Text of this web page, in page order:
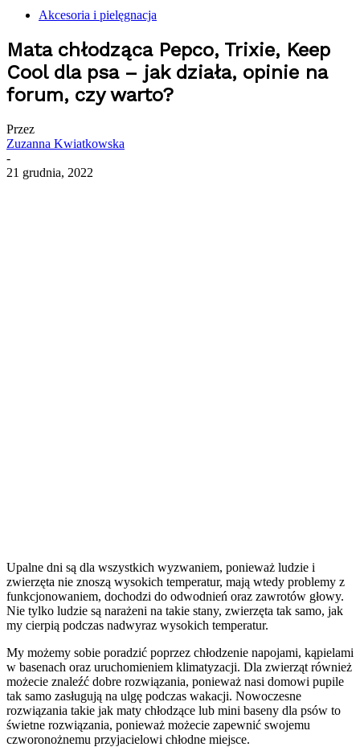
Akcesoria i pielęgnacja
Mata chłodząca Pepco, Trixie, Keep
Cool dla psa – jak działa, opinie na
forum, czy warto?
Przez
Zuzanna Kwiatkowska
-
21 grudnia, 2022
Upalne dni są dla wszystkich wyzwaniem, ponieważ ludzie i
zwierzęta nie znoszą wysokich temperatur, mają wtedy problemy z
funkcjonowaniem, dochodzi do odwodnień oraz zawrotów głowy.
Nie tylko ludzie są narażeni na takie stany, zwierzęta tak samo, jak
my cierpią podczas nadwyraz wysokich temperatur.
My możemy sobie poradzić poprzez chłodzenie napojami, kąpielami
w basenach oraz uruchomieniem klimatyzacji. Dla zwierząt również
możecie znaleźć dobre rozwiązania, ponieważ nasi domowi pupile
tak samo zasługują na ulgę podczas wakacji. Nowoczesne
rozwiązania takie jak maty chłodzące lub mini baseny dla psów to
świetne rozwiązania, ponieważ możecie zapewnić swojemu
czworonożnemu przyjacielowi chłodne miejsce.